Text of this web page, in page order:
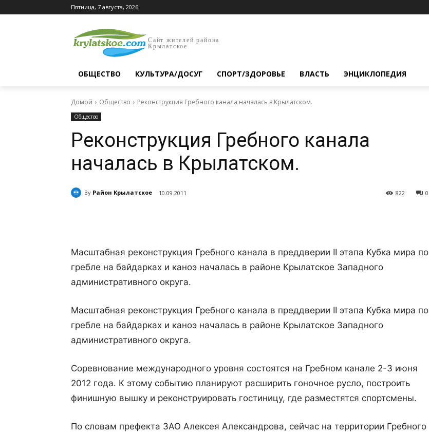
Пятница, 7 августа, 2026
Сайт жителей района
Крылатское
ОБЩЕСТВО КУЛЬТУРА/ДОСУГ СПОРТ/ЗДОРОВЬЕ ВЛАСТЬ ЭНЦИКЛОПЕДИЯ
Домой Общество Реконструкция Гребного канала началась в Крылатском.
Общество
Реконструкция Гребного канала
началась в Крылатском.
By Район Крылатское 10.09.2011 0
822
Масштабная реконструкция Гребного канала в преддверии II этапа Кубка мира по
гребле на байдарках и каноэ началась в районе Крылатское Западного
административного округа.
Масштабная реконструкция Гребного канала в преддверии II этапа Кубка мира по
гребле на байдарках и каноэ началась в районе Крылатское Западного
административного округа.
Соревнование международного уровня состоятся на Гребном канале 2-3 июня
2012 года. К этому событию планируют расширить гоночное русло, построить
финишную вышку и реконструировать гостиницу, где разместятся спортсмены.
По словам префекта ЗАО Алексея Александрова, сейчас на территории Гребного